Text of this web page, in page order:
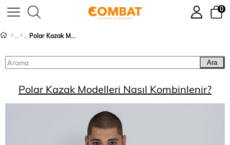
0
Polar Kazak Modelleri Nasıl Kombinlenir?
Ara
Polar Kazak Modelleri Nasıl Kombinlenir?